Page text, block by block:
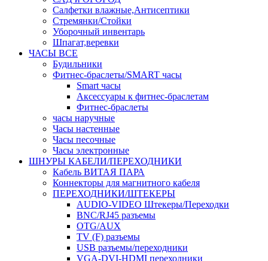
Салфетки влажные,Антисептики
Стремянки/Стойки
Уборочный инвентарь
Шпагат,веревки
ЧАСЫ ВСЕ
Будильники
Фитнес-браслеты/SMART часы
Smart часы
Аксессуары к фитнес-браслетам
Фитнес-браслеты
часы наручные
Часы настенные
Часы песочные
Часы электронные
ШНУРЫ КАБЕЛИ/ПЕРЕХОДНИКИ
Кабель ВИТАЯ ПАРА
Коннекторы для магнитного кабеля
ПЕРЕХОДНИКИ/ШТЕКЕРЫ
AUDIO-VIDEO Штекеры/Переходки
BNC/RJ45 разъемы
OTG/AUX
TV (F) разъемы
USB разъемы/переходники
VGA-DVI-HDMI переходники